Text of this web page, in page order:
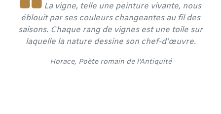
La vigne, telle une peinture vivante, nous
éblouit par ses couleurs changeantes au fil des
saisons. Chaque rang de vignes est une toile sur
laquelle la nature dessine son chef-d'œuvre.
Horace, Poète romain de l'Antiquité